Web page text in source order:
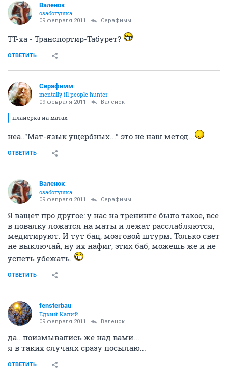
Валенок
озаботушка
09 февраля 2011 Серафимм
ТТ-ха - Транспортир-Табурет?
ОТВЕТИТЬ
Серафимм
mentally ill people hunter
09 февраля 2011 Валенок
планерка на матах.
неа.."Мат-язык ущербных..." это не наш метод...
ОТВЕТИТЬ
Валенок
озаботушка
09 февраля 2011 Серафимм
Я ващет про другое: у нас на тренинге было такое, все
в повалку ложатся на маты и лежат расслабляются,
медитируют. И тут бац, мозговой штурм. Только свет
не выключай, ну их нафиг, этих баб, можешь же и не
успеть убежать.
ОТВЕТИТЬ
fensterbau
Едкий Калий
09 февраля 2011 Валенок
да.. поизмывались же над вами...
я в таких случаях сразу посылаю...
ОТВЕТИТЬ